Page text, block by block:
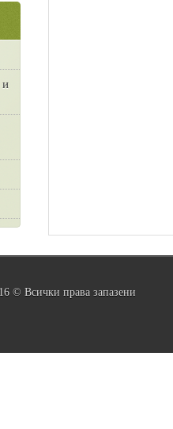
и
© Всички права запазени